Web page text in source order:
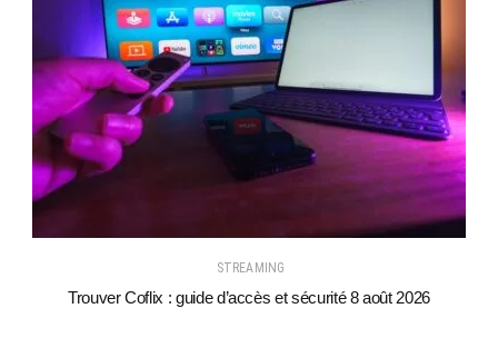
STREAMING
Trouver Coflix : guide d’accès et sécurité 8 août 2026